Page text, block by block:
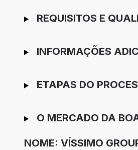
REQUISITOS E
INFORMAÇÕES
ETAPAS DO
O MERCADO DA
NOME: VÍSSIMO